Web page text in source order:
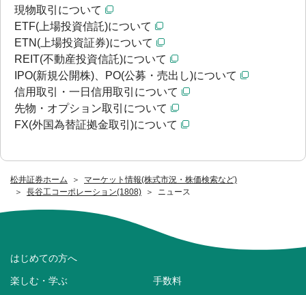
松井証券ホーム
マーケット情報(株式市況・株価検索など)
長谷工コーポレーション(1808)
ニュース
現物取引について
ETF(上場投資信託)について
ETN(上場投資証券)について
REIT(不動産投資信託)について
IPO(新規公開株)、PO(公募・売出し)について
信用取引・一日信用取引について
先物・オプション取引について
FX(外国為替証拠金取引)について
はじめての方へ
楽しむ・学ぶ 手数料